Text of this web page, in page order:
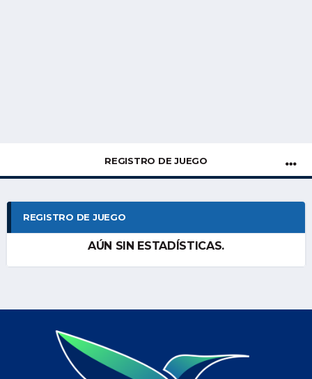
REGISTRO DE JUEGO
REGISTRO DE JUEGO
AÚN SIN ESTADÍSTICAS.